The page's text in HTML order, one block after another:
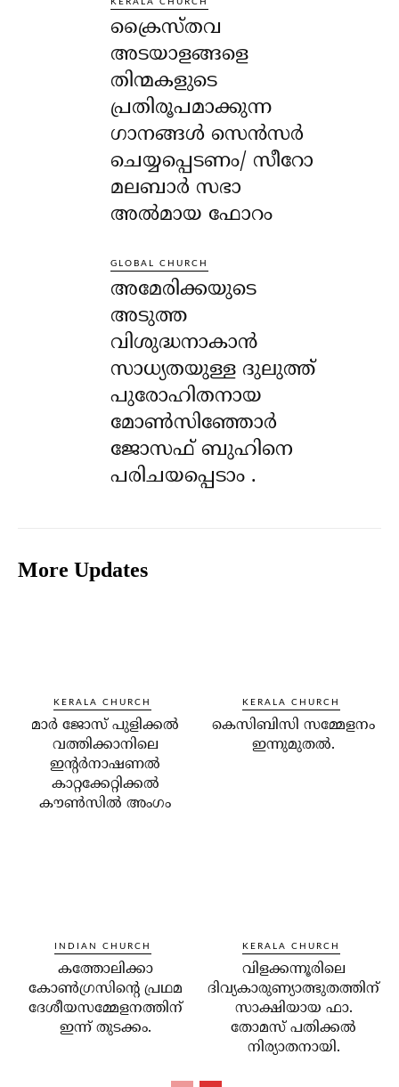
KERALA CHURCH
ക്രൈസ്തവ
അടയാളങ്ങളെ
തിന്മകളുടെ
പ്രതിരൂപമാക്കുന്ന
ഗാനങ്ങൾ സെൻസർ
ചെയ്യപ്പെടണം/ സീറോ
മലബാർ സഭാ
അൽമായ ഫോറം
GLOBAL CHURCH
അമേരിക്കയുടെ
അടുത്ത
വിശുദ്ധനാകാൻ
സാധ്യതയുള്ള ദുലുത്ത്
പുരോഹിതനായ
മോൺസിഞ്ഞോർ
ജോസഫ് ബുഹിനെ
പരിചയപ്പെടാം .
More Updates
KERALA CHURCH
മാര്‍ ജോസ് പുളിക്കല്‍
വത്തിക്കാനിലെ
ഇന്റര്‍നാഷണല്‍
കാറ്റക്കേറ്റിക്കല്‍
കൗണ്‍സില്‍ അംഗം
KERALA CHURCH
കെസിബിസി സമ്മേളനം
ഇന്നുമുതല്‍.
INDIAN CHURCH
കത്തോലിക്കാ
കോണ്‍ഗ്രസിന്റെ പ്രഥമ
ദേശീയസമ്മേളനത്തിന്
ഇന്ന് തുടക്കം.
KERALA CHURCH
വിളക്കന്നൂരിലെ
ദിവ്യകാരുണ്യാത്ഭുതത്തിന്
സാക്ഷിയായ ഫാ.
തോമസ് പതിക്കല്‍
നിര്യാതനായി.